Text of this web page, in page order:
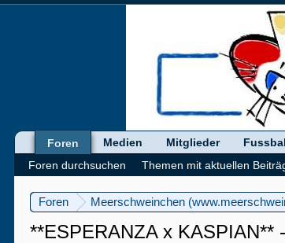
Foren Meerschweinchen
**ESPERANZA x KASPIAN**
Foren
Foren durchsuchen
Themen mit aktuellen
Medien Mitglieder